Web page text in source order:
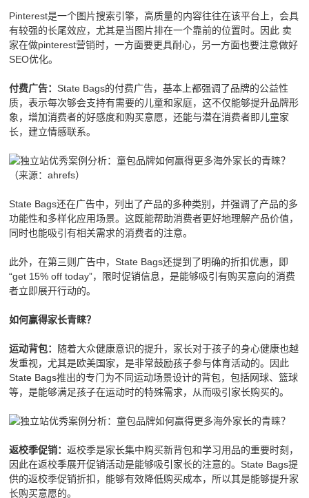
Pinterest是一个图片搜索引擎，高质量的内容往往在该平台上，会具
有较强的长尾效应，尤其是当图片排在一个靠前的位置时。因此 卖
家在做pinterest营销时，一方面要更具耐心，另一方面也要注意做好
SEO优化。
付费广告：State Bags的付费广告，基本上都强调了品牌的公益性
质，表示每次够会支持有需要的儿童和家庭，这不仅能够提升品牌形
象，增加消费者的好感度和购买意愿，还能与潜在消费者即儿童家
长，建立情感联系。
（来源：ahrefs）
State Bags还在广告中，列出了产品的多种类别，并强调了产品的多
功能性和多样化应用场景。这既能帮助消费者更好地理解产品价值，
同时也能吸引有相关需求的消费者的注意。
此外，在第三则广告中，State Bags还提到了明确的折扣优惠，即
“get 15% off today”，限时促销信息，是能够吸引有购买意向的消费
者立即展开行动的。
如何赢得家长青睐？
运动背包：
随着大众健康意识的提升，家长对于孩子的身心健康也越
发重视，尤其是欧美国家，是非常鼓励孩子参与体育活动的。因此
State Bags推出的专门为不同运动场景设计的背包，包括网球、篮球
等，是能够满足孩子在运动时的特殊需求，从而吸引家长购买的。
返校季促销：返校季是家长集中购买新背包和学习用品的重要时刻，
因此在返校季展开促销活动是能够吸引家长的注意的。State Bags提
供的返校季促销折扣，能够有效降低购买成本，所以其是能够提升家
长购买意愿的。